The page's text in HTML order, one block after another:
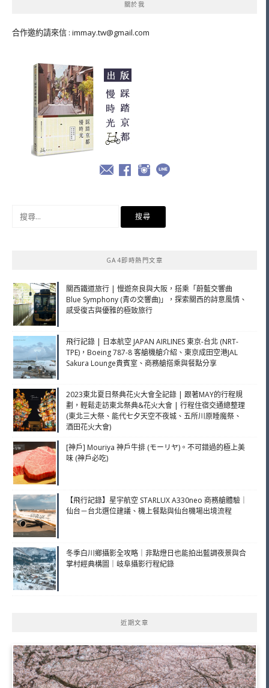
關於我
合作邀約請來信 : immay.tw@gmail.com
GA4即時熱門文章
關西鐵道旅行 | 慢遊奈良與大阪，搭乘「蔚藍交響曲
Blue Symphony (青の交響曲)」，探索關西的詩意風情、
感受復古與優雅的極致旅行
飛行記錄 | 日本航空 JAPAN AIRLINES 東京-台北 (NRT-
TPE)，Boeing 787-8 客艙機艙介紹、東京成田空港JAL
Sakura Lounge貴賓室、商務艙搭乘與餐點分享
2023東北夏日祭典花火大會全記錄 | 跟著MAY的行程規
劃，輕鬆走訪東北祭典&花火大會 | 行程住宿交通總整理
(東北三大祭、能代七夕天空不夜城、五所川原睡魔祭、
酒田花火大會)
[神戶] Mouriya 神戶牛排 (モーリヤ)。不可錯過的極上美
味 (神戶必吃)
【飛行記錄】星宇航空 STARLUX A330neo 商務艙體驗｜
仙台－台北選位建議、機上餐點與仙台機場出境流程
冬季白川鄉攝影全攻略｜非點燈日也能拍出藍調夜景與合
掌村經典構圖｜岐阜攝影行程紀錄
近期文章